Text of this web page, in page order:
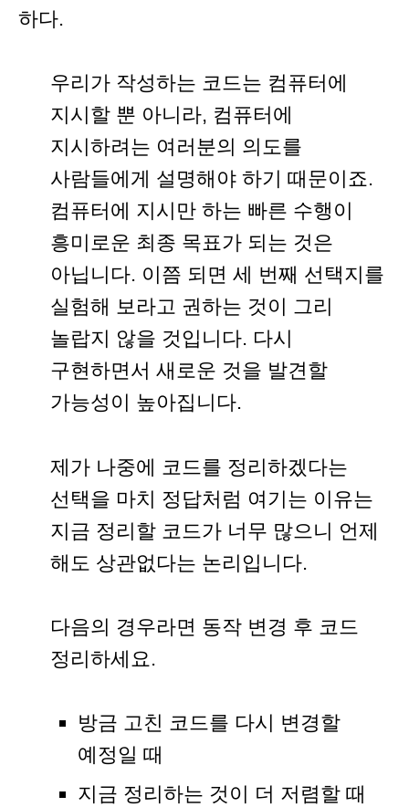
하다.
우리가 작성하는 코드는 컴퓨터에
지시할 뿐 아니라, 컴퓨터에
지시하려는 여러분의 의도를
사람들에게 설명해야 하기 때문이죠.
컴퓨터에 지시만 하는 빠른 수행이
흥미로운 최종 목표가 되는 것은
아닙니다. 이쯤 되면 세 번째 선택지를
실험해 보라고 권하는 것이 그리
놀랍지 않을 것입니다. 다시
구현하면서 새로운 것을 발견할
가능성이 높아집니다.
제가 나중에 코드를 정리하겠다는
선택을 마치 정답처럼 여기는 이유는
지금 정리할 코드가 너무 많으니 언제
해도 상관없다는 논리입니다.
다음의 경우라면 동작 변경 후 코드
정리하세요.
방금 고친 코드를 다시 변경할
예정일 때
지금 정리하는 것이 더 저렴할 때